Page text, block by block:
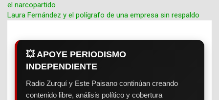
Navegación
entradas
el narcopartido
Laura Fernández y el polígrafo de una empresa sin respaldo
💥 APOYE PERIODISMO
INDEPENDIENTE
Radio Zurquí y Este Paisano continúan creando
contenido libre, análisis político y cobertura